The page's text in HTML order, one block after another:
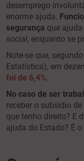
desemprego
enorme ajuda.
segurança que
social, enquanto se
Note-se que,
Estatística), em
foi de 6,4%.
No caso de ser
receber o subsídio
que tenho direito? E
ajuda do Estado? É